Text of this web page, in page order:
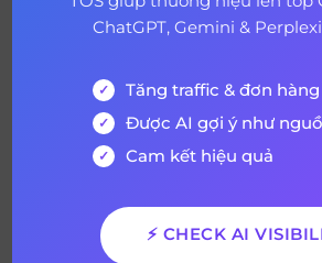
Tối ưu hóa email của bạn để sử dụng di
thống kê cho thấy khoảng một nửa số
thiết bị di động.
Điểm qua 3 xu hướng
nổi bật năm 2020
ChatGPT, Gemini &
Tăng traffic & đơn
Được AI gợi ý như
Cam kết hiệu quả
⚡ CHECK AI